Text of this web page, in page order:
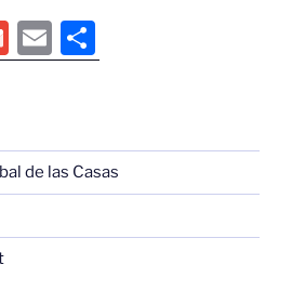
G
m
l
E
m
l
o
p
ar
de las Casas